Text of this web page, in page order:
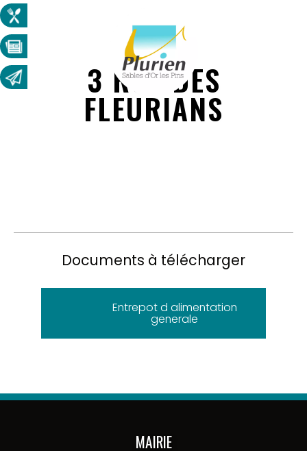
3 RUE DES
FLEURIANS
Documents à télécharger
Entrepot d alimentation
generale
MAIRIE